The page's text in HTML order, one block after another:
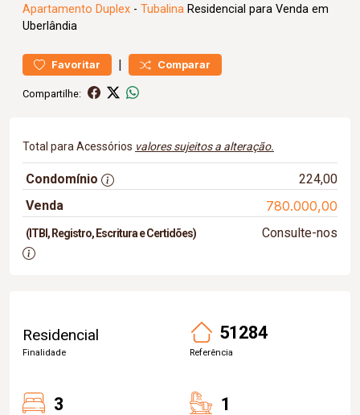
Apartamento Duplex - Tubalina Residencial para Venda em
Uberlândia
Favoritar | Comparar
Compartilhe:
Total para Acessórios valores sujeitos a alteração.
Condomínio
224,00
Venda
780.000,00
(ITBI, Registro, Escritura e Certidões) Consulte-nos
Residencial
Finalidade
51284
Referência
3 1